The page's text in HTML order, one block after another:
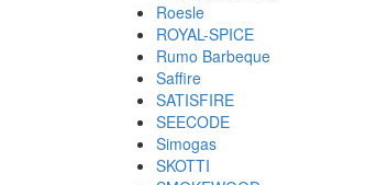
Roesle
ROYAL-SPICE
Rumo Barbeque
Saffire
SATISFIRE
SEECODE
Simogas
SKOTTI